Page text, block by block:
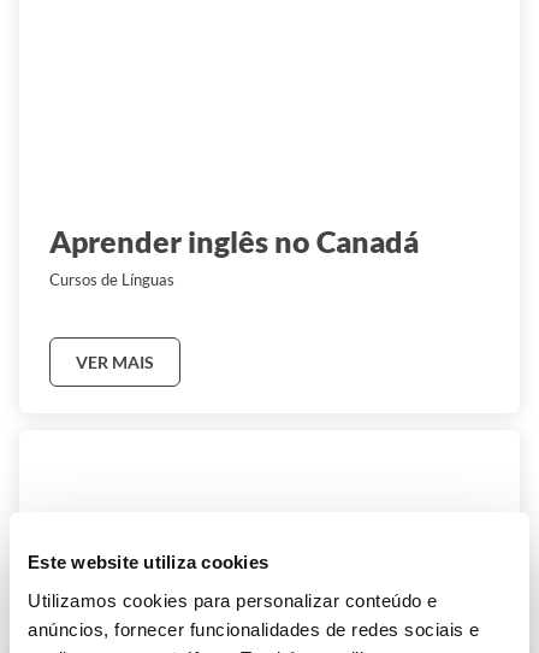
Este website utiliza cookies
Utilizamos cookies para personalizar conteúdo e
anúncios, fornecer funcionalidades de redes sociais e
Aprender inglês no Canadá
Cursos de Línguas
VER MAIS